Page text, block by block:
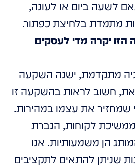
לשעה ביום או לעונה,
מתמדת בלחיצת כפתור.
הזו יקרה מדי לעסקים
מתקדמת, ישנה השקעה
חשוב לראות בהשקעה זו
שמחזיר את עצמו במהירות.
לקוחות, הגברת
הן משמעותיות. אנו
שניתן להתאים לתקציבים